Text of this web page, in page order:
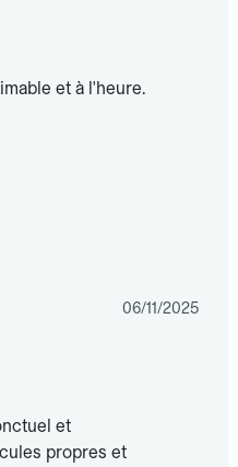
et à l'heure.
06/11/2025
et
propres et